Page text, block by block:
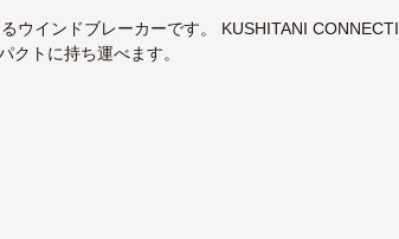
ウインドブレーカーです。 KUSHITANI CONNECTI
トに持ち運べます。